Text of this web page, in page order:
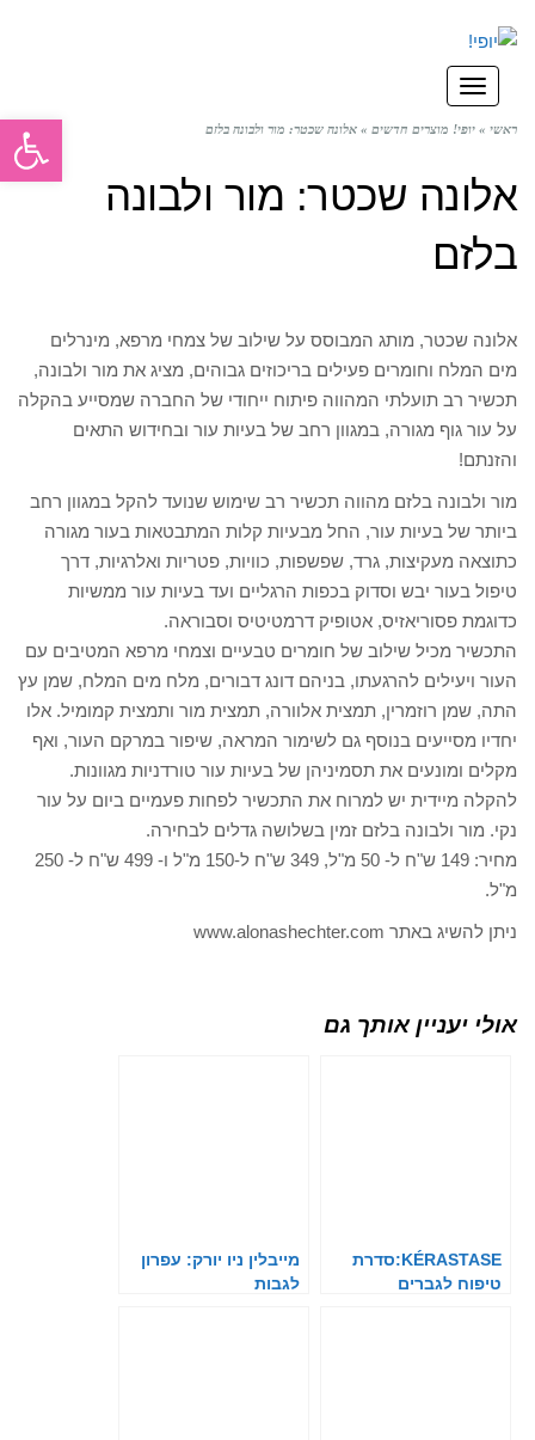
תפריט
ראשי » יופי! מוצרים חדשים » אלונה שכטר: מור ולבונה בלזם
אלונה שכטר: מור ולבונה
בלזם
אלונה שכטר, מותג המבוסס על שילוב של צמחי מרפא, מינרלים
מים המלח וחומרים פעילים בריכוזים גבוהים, מציג את מור ולבונה,
תכשיר רב תועלתי המהווה פיתוח ייחודי של החברה שמסייע בהקלה
על עור גוף מגורה, במגוון רחב של בעיות עור ובחידוש התאים
והזנתם!
מור ולבונה בלזם מהווה תכשיר רב שימוש שנועד להקל במגוון רחב
ביותר של בעיות עור, החל מבעיות קלות המתבטאות בעור מגורה
כתוצאה מעקיצות, גרד, שפשפות, כוויות, פטריות ואלרגיות, דרך
טיפול בעור יבש וסדוק בכפות הרגליים ועד בעיות עור ממשיות
כדוגמת פסוריאזיס, אטופיק דרמטיטיס וסבוראה.
התכשיר מכיל שילוב של חומרים טבעיים וצמחי מרפא המטיבים עם
העור ויעילים להרגעתו, בניהם דונג דבורים, מלח מים המלח, שמן עץ
התה, שמן רוזמרין, תמצית אלוורה, תמצית מור ותמצית קמומיל. אלו
יחדיו מסייעים בנוסף גם לשימור המראה, שיפור במרקם העור, ואף
מקלים ומונעים את תסמיניהן של בעיות עור טורדניות מגוונות.
להקלה מיידית יש למרוח את התכשיר לפחות פעמיים ביום על עור
נקי. מור ולבונה בלזם זמין בשלושה גדלים לבחירה.
מחיר: 149 ש"ח ל- 50 מ"ל, 349 ש"ח ל-150 מ"ל ו- 499 ש"ח ל- 250
מ"ל.
ניתן להשיג באתר www.alonashechter.com
אולי יעניין אותך גם
KÉRASTASE:סדרת
טיפוח לגברים
מייבלין ניו יורק: עפרון
לגבות
פתח